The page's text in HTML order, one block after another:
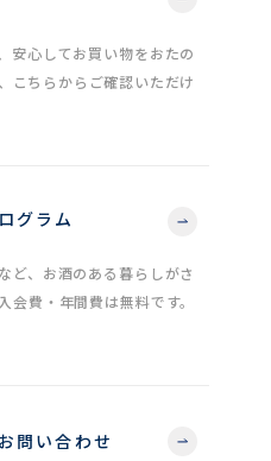
安心してお買い物をおたの
こちらからご確認いただけ
グラム
ど、お酒のある暮らしがさ
会費・年間費は無料です。
問い合わせ